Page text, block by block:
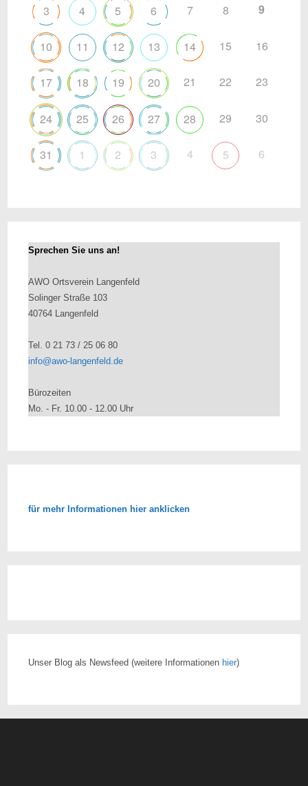
3 4 5 6 7 8 9
10 11 12 13 14 15 16
17 18 19 20 21 22 23
24 25 26 27 28 29 30
31 1 2 3 4 5 6
Sprechen Sie uns an!
AWO Ortsverein Langenfeld
Solinger Straße 103
40764 Langenfeld
Tel. 0 21 73 / 25 06 80
info@awo-langenfeld.de
Bürozeiten
Mo. - Fr. 10.00 - 12.00 Uhr
für mehr Informationen hier anklicken
Unser Blog als Newsfeed(weitere Informationen hier)